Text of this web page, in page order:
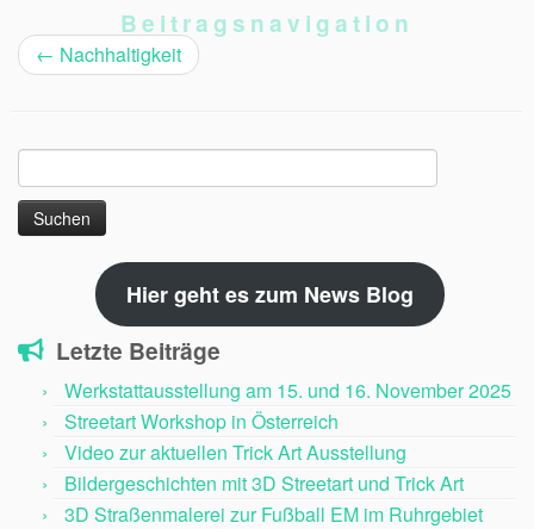
Beitragsnavigation
← Nachhaltigkeit
Suchen
nach:
Hier geht es zum News Blog
Letzte Beiträge
Werkstattausstellung am 15. und 16. November 2025
Streetart Workshop in Österreich
Video zur aktuellen Trick Art Ausstellung
Bildergeschichten mit 3D Streetart und Trick Art
3D Straßenmalerei zur Fußball EM im Ruhrgebiet